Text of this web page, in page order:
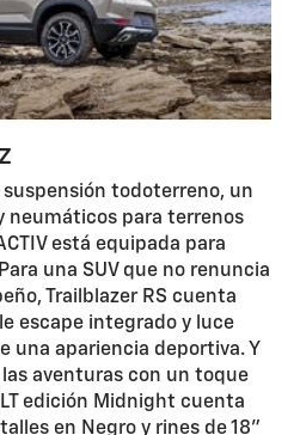
todoterreno, un
neumáticos para terrenos
está equipada para
una SUV que no renuncia
Trailblazer RS cuenta
escape integrado y luce
una apariencia deportiva. Y
aventuras con un toque
edición Midnight cuenta
en Negro y rines de 18"